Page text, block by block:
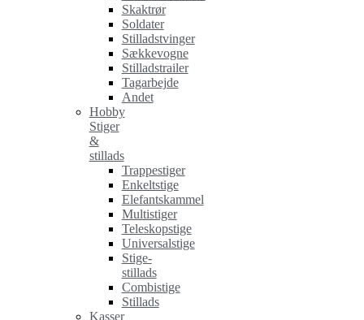
Skaktrør
Soldater
Stilladstvinger
Sækkevogne
Stilladstrailer
Tagarbejde
Andet
Hobby
Stiger
&
stillads
Trappestiger
Enkeltstige
Elefantskammel
Multistiger
Teleskopstige
Universalstige
Stige-
stillads
Combistige
Stillads
Kasser